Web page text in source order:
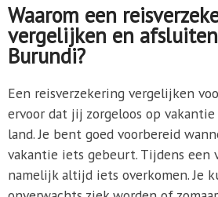
Waarom een
vergelijken en
Burundi?
Een reisverzekering vergelijken
ervoor dat jij zorgeloos op
land. Je bent goed voorbereid
vakantie iets gebeurt. Tijdens een
namelijk altijd iets overkomen. Je